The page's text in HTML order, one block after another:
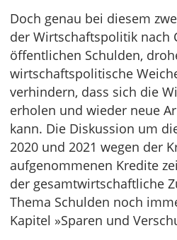
Doch genau bei diesem
der Wirtschaftspolitik nach
öffentlichen Schulden,
wirtschaftspolitische
verhindern, dass sich die
erholen und wieder neue
kann. Die Diskussion um
2020 und 2021 wegen der
aufgenommenen Kredite
der gesamtwirtschaftliche
Thema Schulden noch
Kapitel »Sparen und